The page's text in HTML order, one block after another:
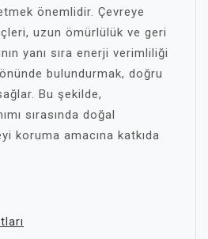
önemlidir. Çevreye
uzun ömürlülük ve geri
yanı sıra enerji verimliliği
bulundurmak, doğru
Bu şekilde,
sırasında doğal
koruma amacına katkıda